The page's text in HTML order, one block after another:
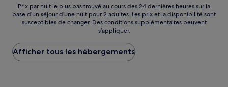
97 €
Prix
par
nuit
plus
bas
trouvé
Prix par nuit le plus bas trouvé au cours des 24 dernières heures sur la
base d’un séjour d’une nuit pour 2 adultes. Les prix et la disponibilité sont
susceptibles de changer. Des conditions supplémentaires peuvent
s’appliquer.
Afficher tous les hébergements